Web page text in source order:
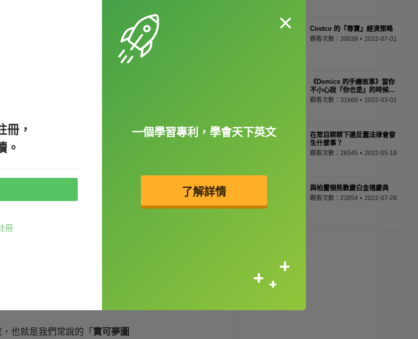
」。色違的寶可夢顧名思
會有一個華麗的閃亮特效哦！
Outbreak area.（在寶可夢大
「傳說寶可夢
念球來抓神獸。）
幣交易人。）
，也就是我們常說的「 寶可夢圖
Costco 的『尋寶』經濟策略
觀看次數：30039 2022-07-01
《Domics 的手繪故事》當你
不小心說『你也是』的時候…
觀看次數：31660 2022-03-02
在眾目睽睽下違反蠢法律會發
生什麼事？
觀看次數：26545 2022-05-18
與柏靈頓熊歡慶白金禧慶典
觀看次數：23854 2022-07-28
×
冊，
。
冊
一個學習專利，學會天下英文
了解詳情